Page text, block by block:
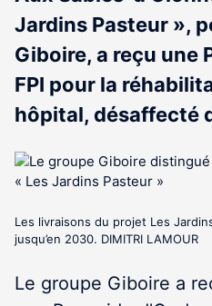
Jardins Pasteur »,
Giboire, a reçu une
FPI pour la
hôpital, désaffecté
Les livraisons du projet Les
jusqu’en 2030. DIMITRI LAMOUR
Le groupe Giboire a